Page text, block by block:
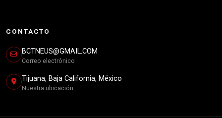
CONTACTO
BCTNEUS@GMAIL.COM
Correo electrónico
Tijuana, Baja California, México
Nuestra ubicación